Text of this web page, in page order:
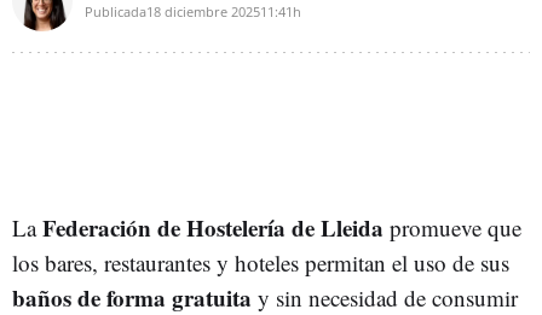
Publicada18 diciembre 202511:41h
LaFederación de Hostelería de Lleida promueve que
los bares, restaurantes y hoteles permitan el uso de sus
baños de forma gratuita y sin necesidad de consumir